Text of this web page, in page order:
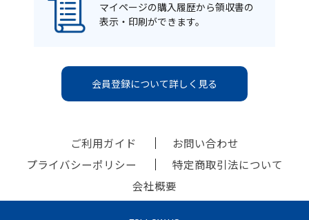
マイページの購入履歴から領収書の
表示・印刷ができます。
会員登録について詳しく見る
ご利用ガイド
お問い合わせ
プライバシーポリシー
特定商取引法について
会社概要